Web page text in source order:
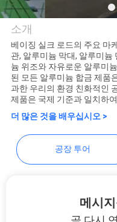
저
희
에
게
연
하
Beijing
소개
베이징 실크 로드의 주요 마
관, 알루미늄 막대, 알루미늄
늄 위조와 자유로운 알루미
된 모든 알루미늄 합금 제품
과한 우리의 환경 친화적인
제품은 국제 기준과 일치하
더 많은 것을 배우십시오 >
공장 투어
메시